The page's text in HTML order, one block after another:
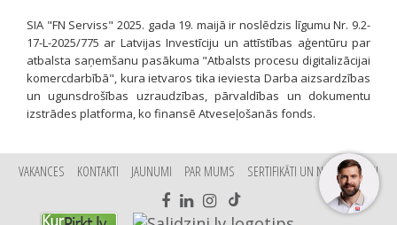
SIA "FN Serviss" 2025. gada 19. maijā ir noslēdzis līgumu Nr. 9.2-
17-L-2025/775 ar Latvijas Investīciju un attīstības aģentūru par
atbalsta saņemšanu pasākuma "Atbalsts procesu digitalizācijai
komercdarbībā", kura ietvaros tika ieviesta Darba aizsardzības
un ugunsdrošības uzraudzības, pārvaldības un dokumentu
SERTIFIKĀTI UN NOVĒRTĒJUMI